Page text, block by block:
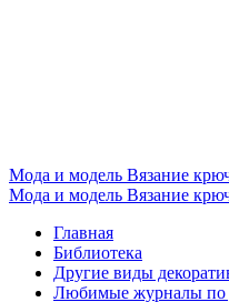
Мода и модель Вязание
Мода и модель Вязание
Главная
Библиотека
Другие виды
Любимые журналы по